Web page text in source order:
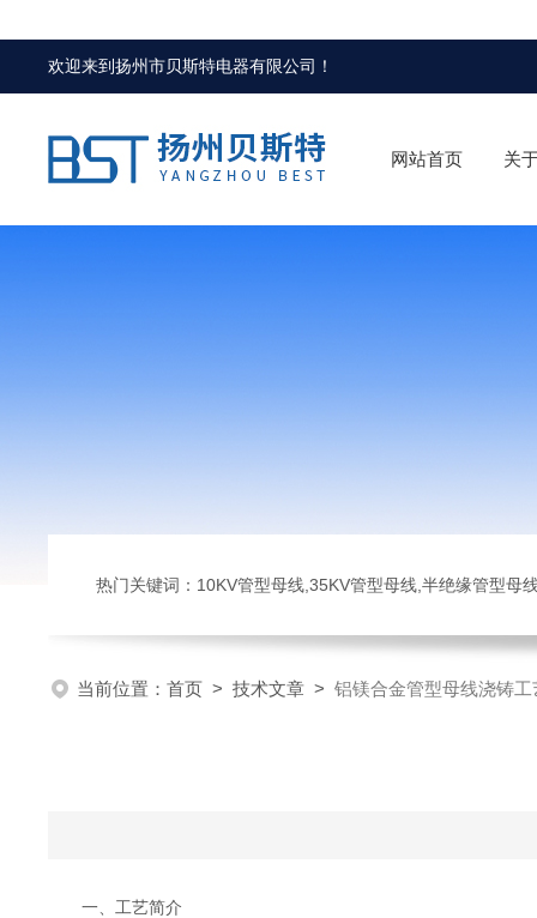
欢迎来到扬州市贝斯特电器有限公司 ！
网站首页 关
热门关键词：10KV管型母线,35KV管型母线,半绝缘管型母
当前位置： 首页 > 技术文章 > 铝镁合金管型母线浇铸工
一、工艺简介